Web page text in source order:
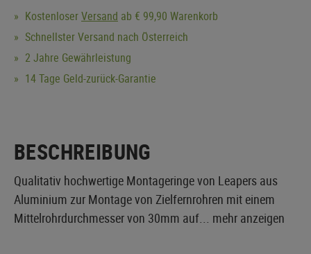
KostenloserVersand ab € 99,90 Warenkorb
Schnellster Versand nach Österreich
2 Jahre Gewährleistung
14 Tage Geld-zurück-Garantie
BESCHREIBUNG
Qualitativ hochwertige Montageringe von Leapers aus
Aluminium zur Montage von Zielfernrohren mit einem
Mittelrohrdurchmesser von 30mm auf... mehr anzeigen